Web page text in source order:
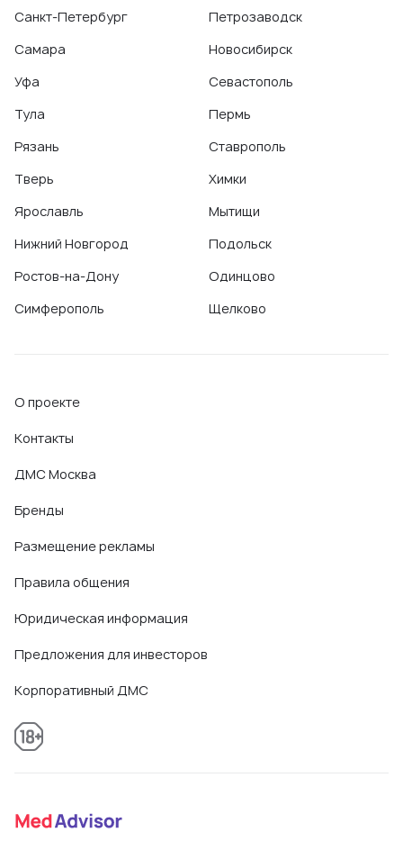
Санкт-Петербург
Самара
Уфа
Тула
Рязань
Тверь
Ярославль
Нижний Новгород
Ростов-на-Дону
Симферополь
Петрозаводск
Новосибирск
Севастополь
Пермь
Ставрополь
Химки
Мытищи
Подольск
Одинцово
Щелково
О проекте
Контакты
ДМС Москва
Бренды
Размещение рекламы
Правила общения
Юридическая информация
Предложения для инвесторов
Корпоративный ДМС